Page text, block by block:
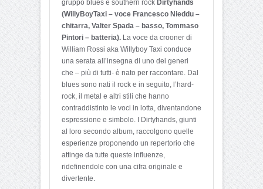
gruppo blues e southern rock Dirtyhands
(WillyBoyTaxi – voce Francesco Nieddu –
chitarra, Valter Spada – basso, Tommaso
Pintori – batteria). La voce da crooner di
William Rossi aka Willyboy Taxi conduce
una serata all’insegna di uno dei generi
che – più di tutti- è nato per raccontare. Dal
blues sono nati il rock e in seguito, l’hard-
rock, il metal e altri stili che hanno
contraddistinto le voci in lotta, diventandone
espressione e simbolo. I Dirtyhands, giunti
al loro secondo album, raccolgono quelle
esperienze proponendo un repertorio che
attinge da tutte queste influenze,
ridefinendole con una cifra originale e
divertente.